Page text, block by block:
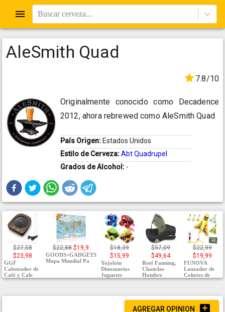
Buscar cerveza...
AleSmith Quad
7.8/10
Originalmente conocido como Decadence
2012, ahora rebrewed como AleSmith Quad
País Origen: Estados Unidos
Estilo de Cerveza:Abt Quadrupel
Grados de Alcohol: -
$27,58
$23,98
GGF
Calentador de
Café y Cale
$22,88 $19,9
GOODS+GADGETS
Mapa Mundial Pa
$18,39
$15,99
Yojoloin
Dinosaurios
Juguetes
$57,09
$49,64
Reef Fanning,
Chanclas
Hombre
$22,99
$19,99
FUNOVA
Lanzador de
Cohetes de
AGREGAR OPINION